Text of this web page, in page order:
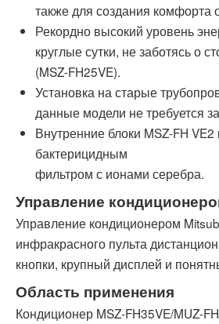
также для создания комфорта
Рекордно высокий уровень
круглые сутки, не заботясь о
(MSZ-FH25VE).
Установка на старые
данные модели не требуется
Внутренние блоки MSZ-FH
бактерицидным
фильтром с ионами серебра.
Управление
Управление кондиционером
инфракрасного пульта
кнопки, крупный дисплей и
Область применения
Кондиционер MSZ-FH35VE/MUZ-